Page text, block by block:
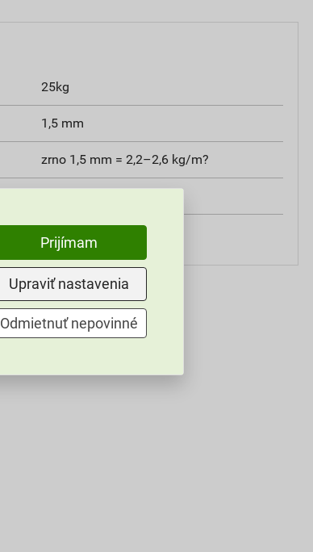
25kg
1,5 mm
zrno 1,5 mm = 2,2–2,6 kg/m?
murárskym hladidlom
Prijímam
Upraviť nastavenia
Odmietnuť nepovinné